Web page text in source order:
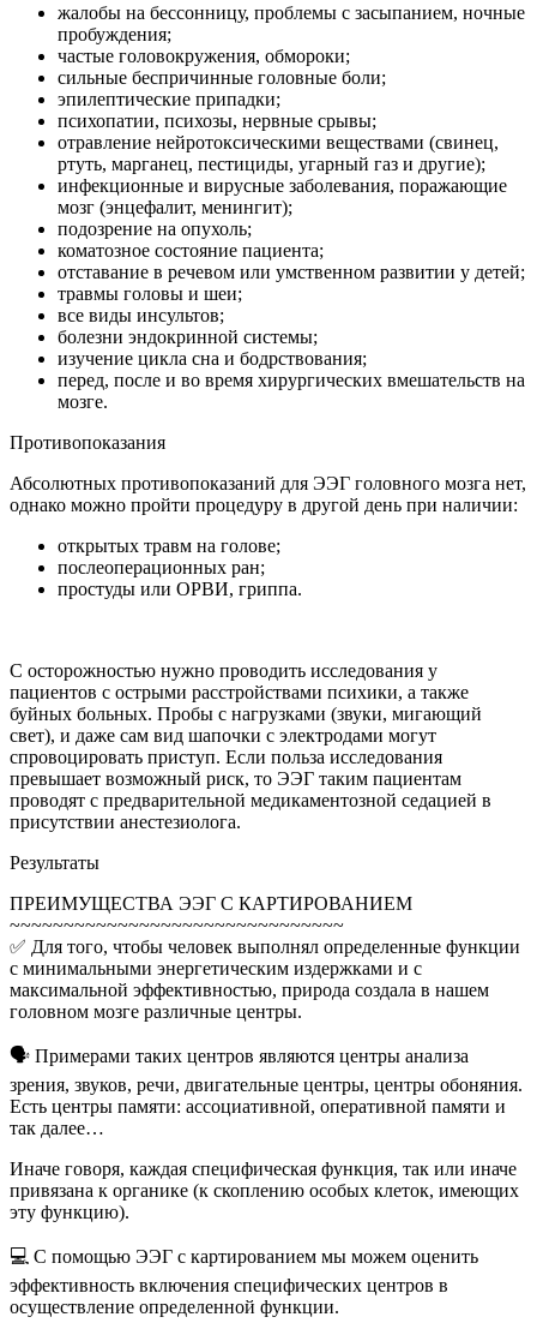
жалобы на бессонницу, проблемы с засыпанием, ночные
пробуждения;
частые головокружения, обмороки;
сильные беспричинные головные боли;
эпилептические припадки;
психопатии, психозы, нервные срывы;
отравление нейротоксическими веществами (свинец,
ртуть, марганец, пестициды, угарный газ и другие);
инфекционные и вирусные заболевания, поражающие
мозг (энцефалит, менингит);
подозрение на опухоль;
коматозное состояние пациента;
отставание в речевом или умственном развитии у детей;
травмы головы и шеи;
все виды инсультов;
болезни эндокринной системы;
изучение цикла сна и бодрствования;
перед, после и во время хирургических вмешательств на
мозге.
Противопоказания
Абсолютных противопоказаний для ЭЭГ головного мозга нет,
однако можно пройти процедуру в другой день при наличии:
открытых травм на голове;
послеоперационных ран;
простуды или ОРВИ, гриппа.
С осторожностью нужно проводить исследования у
пациентов с острыми расстройствами психики, а также
буйных больных. Пробы с нагрузками (звуки, мигающий
свет), и даже сам вид шапочки с электродами могут
спровоцировать приступ. Если польза исследования
превышает возможный риск, то ЭЭГ таким пациентам
проводят с предварительной медикаментозной седацией в
присутствии анестезиолога.
Результаты
ПРЕИМУЩЕСТВА ЭЭГ С КАРТИРОВАНИЕМ
~~~~~~~~~~~~~~~~~~~~~~~~~~~~~~~
✅ Для того, чтобы человек выполнял определенные функции
с минимальными энергетическим издержками и с
максимальной эффективностью, природа создала в нашем
головном мозге различные центры.
🗣 Примерами таких центров являются центры анализа
зрения, звуков, речи, двигательные центры, центры обоняния.
Есть центры памяти: ассоциативной, оперативной памяти и
так далее…
Иначе говоря, каждая специфическая функция, так или иначе
привязана к органике (к скоплению особых клеток, имеющих
эту функцию).
💻 С помощью ЭЭГ с картированием мы можем оценить
эффективность включения специфических центров в
осуществление определенной функции.